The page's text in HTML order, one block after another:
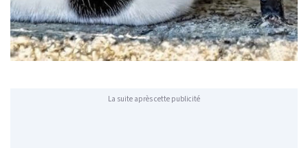
La suite après cette publicité